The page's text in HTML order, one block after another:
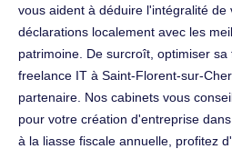
vous aident à déduire l'intégralité de
déclarations localement avec les
patrimoine. De surcroît, optimiser
freelance IT à Saint-Florent-sur-
partenaire. Nos cabinets vous
pour votre création d'entreprise
à la liasse fiscale annuelle, profitez